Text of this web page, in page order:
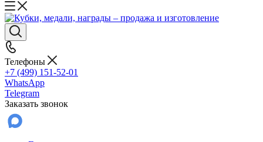
Телефоны
+7 (499) 151-52-01
WhatsApp
Telegram
Заказать звонок